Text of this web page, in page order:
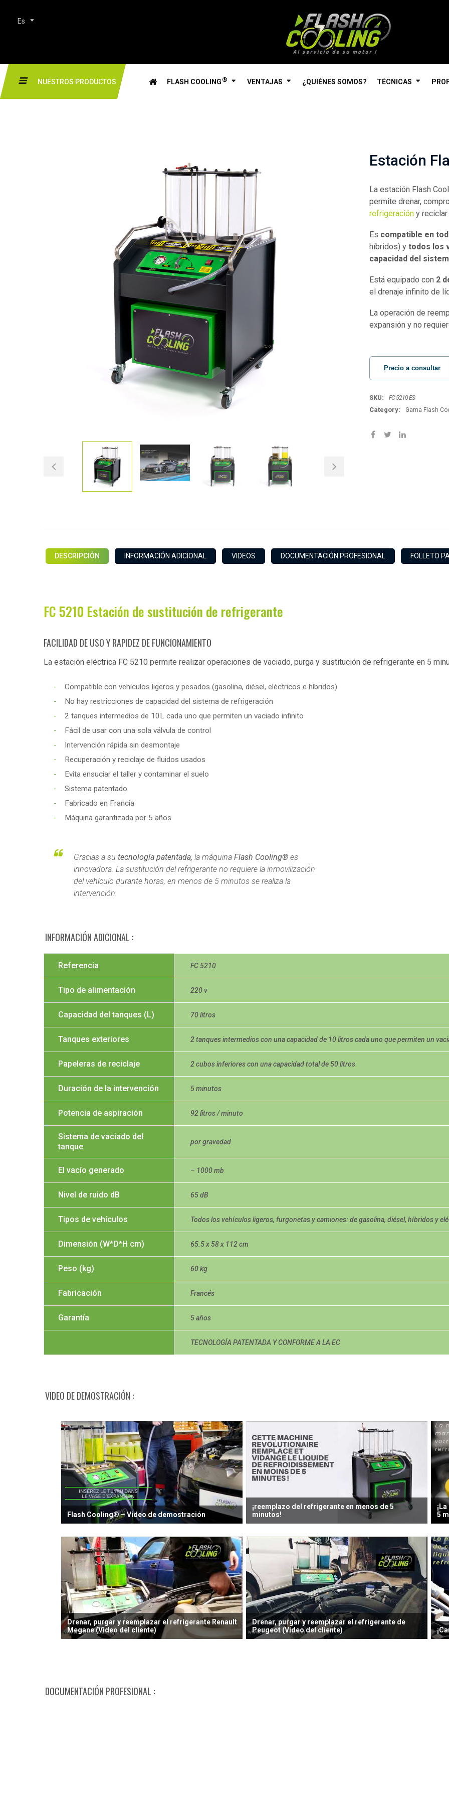
Es
NUESTROS PRODUCTOS FLASH COOLING ® VENTAJAS ¿QUIÉNES SOMOS? TÉCNICAS
Estación
La estación Flash
permite drenar,
refrigeración y
Es compatible en
híbridos) y todos los
capacidad del
Está equipado con 2
el drenaje infinito de
La operación de
expansión y no
Precio a consultar
SKU: FC 5210 ES
Category: Gama Flash
DESCRIPCIÓN INFORMACIÓN ADICIONAL VIDEOS DOCUMENTACIÓN PROFESIONAL FOLLETO
FC 5210 Estación de sustitución de refrigerante
FACILIDAD DE USO Y RAPIDEZ DE FUNCIONAMIENTO
La estación eléctrica FC 5210 permite realizar operaciones de vaciado, purga y sustitución de refrigerante en 5
Compatible con vehículos ligeros y pesados (gasolina, diésel, eléctricos e híbridos)
No hay restricciones de capacidad del sistema de refrigeración
2 tanques intermedios de 10L cada uno que permiten un vaciado infinito
Fácil de usar con una sola válvula de control
Intervención rápida sin desmontaje
Recuperación y reciclaje de fluidos usados
Evita ensuciar el taller y contaminar el suelo
Sistema patentado
Fabricado en Francia
Máquina garantizada por 5 años
Gracias a su tecnología patentada, la máquina Flash Cooling® es
innovadora. La sustitución del refrigerante no requiere la inmovilización
del vehículo durante horas, en menos de 5 minutos se realiza la
intervención.
INFORMACIÓN ADICIONAL
Referencia FC 5210
Tipo de alimentación 220 v
Capacidad del tanques (L) 70 litros
Tanques exteriores 2 tanques intermedios con una capacidad de 10 litros cada uno que permiten un
Papeleras de reciclaje 2 cubos inferiores con una capacidad total de 50 litros
Duración de la intervención 5 minutos
Potencia de aspiración 92 litros / minuto
Sistema de vaciado del
tanque
por gravedad
El vacío generado – 1000 mb
Nivel de ruido dB 65 dB
Tipos de vehículos Todos los vehículos ligeros, furgonetas y camiones: de gasolina, diésel, híbridos y
Dimensión (W*D*H cm) 65.5 x 58 x 112 cm
Peso (kg) 60 kg
Fabricación Francés
Garantía 5 años
TECNOLOGÍA PATENTADA Y CONFORME A LA EC
VIDEO DE DEMOSTRACIÓN
Flash Cooling® – Video de demostración
¡reemplazo del refrigerante en menos de 5
minutos!
5
Drenar, purgar y reemplazar el refrigerante Renault
Megane (Video del cliente)
Drenar, purgar y reemplazar el refrigerante de
Peugeot (Video del cliente)
DOCUMENTACIÓN PROFESIONAL